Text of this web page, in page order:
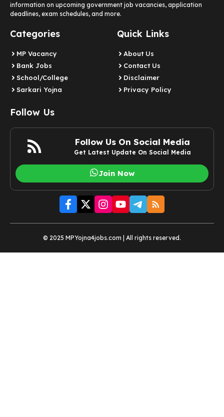
information on upcoming government job vacancies, application
deadlines, exam schedules, and more.
Categories
MP Vacancy
Bank Jobs
School/College
Sarkari Yojna
Quick Links
About Us
Contact Us
Disclaimer
Privacy Policy
Follow Us
Follow Us On Social Media
Get Latest Update On Social Media
Join Now
© 2025 MPYojna4jobs.com | All rights reserved.